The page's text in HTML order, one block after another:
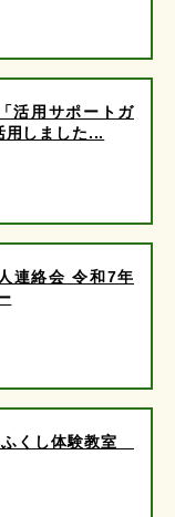
活用サポートガ
しました...
連絡会 令和7年
くし体験教室